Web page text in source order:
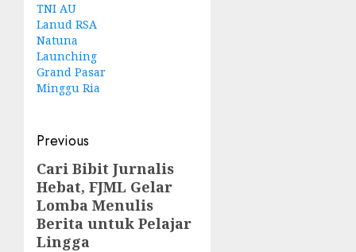
TNI AU
Lanud RSA
Natuna
Launching
Grand Pasar
Minggu Ria
Post
navigation
Previous
Previous
post:
Cari Bibit Jurnalis
Hebat, FJML Gelar
Lomba Menulis
Berita untuk Pelajar
Lingga